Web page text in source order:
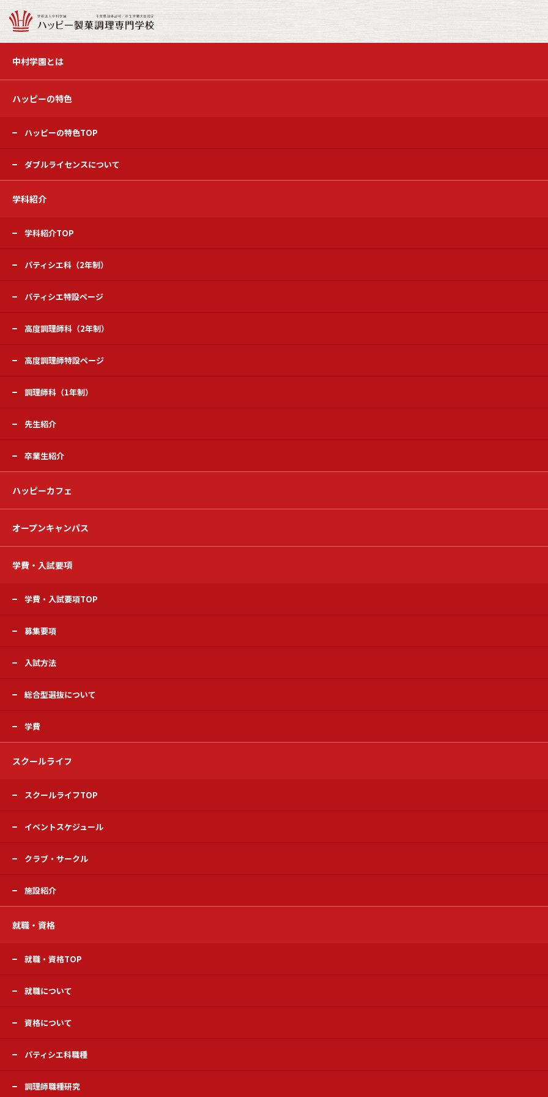
中村学園とは
ハッピーの特色
ハッピーの特色TOP
ダブルライセンスについて
学科紹介
学科紹介TOP
パティシエ科（2年制）
パティシエ特設ページ
高度調理師科（2年制）
高度調理師特設ページ
調理師科（1年制）
先生紹介
卒業生紹介
ハッピーカフェ
オープンキャンパス
学費・入試要項
学費・入試要項TOP
募集要項
入試方法
総合型選抜について
学費
スクールライフ
スクールライフTOP
イベントスケジュール
クラブ・サークル
施設紹介
就職・資格
就職・資格TOP
就職について
資格について
パティシエ科職種
調理師職種研究